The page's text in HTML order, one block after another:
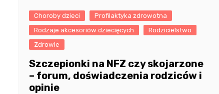
Choroby dzieci
Profilaktyka zdrowotna
Rodzaje akcesoriów dziecięcych
Rodzicielstwo
Zdrowie
Szczepionki na NFZ czy skojarzone
– forum, doświadczenia rodziców i
opinie